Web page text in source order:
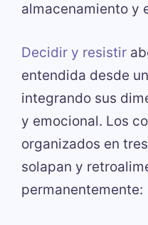
almacenamiento y
Decidir y resistir
entendida desde
integrando sus
y emocional. Los
organizados en
solapan y
permanentemente: